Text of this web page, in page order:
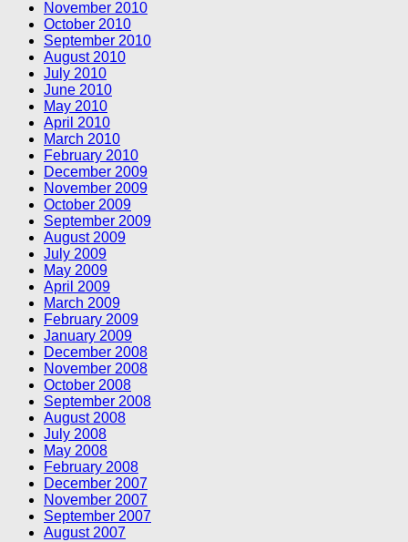
November 2010
October 2010
September 2010
August 2010
July 2010
June 2010
May 2010
April 2010
March 2010
February 2010
December 2009
November 2009
October 2009
September 2009
August 2009
July 2009
May 2009
April 2009
March 2009
February 2009
January 2009
December 2008
November 2008
October 2008
September 2008
August 2008
July 2008
May 2008
February 2008
December 2007
November 2007
September 2007
August 2007